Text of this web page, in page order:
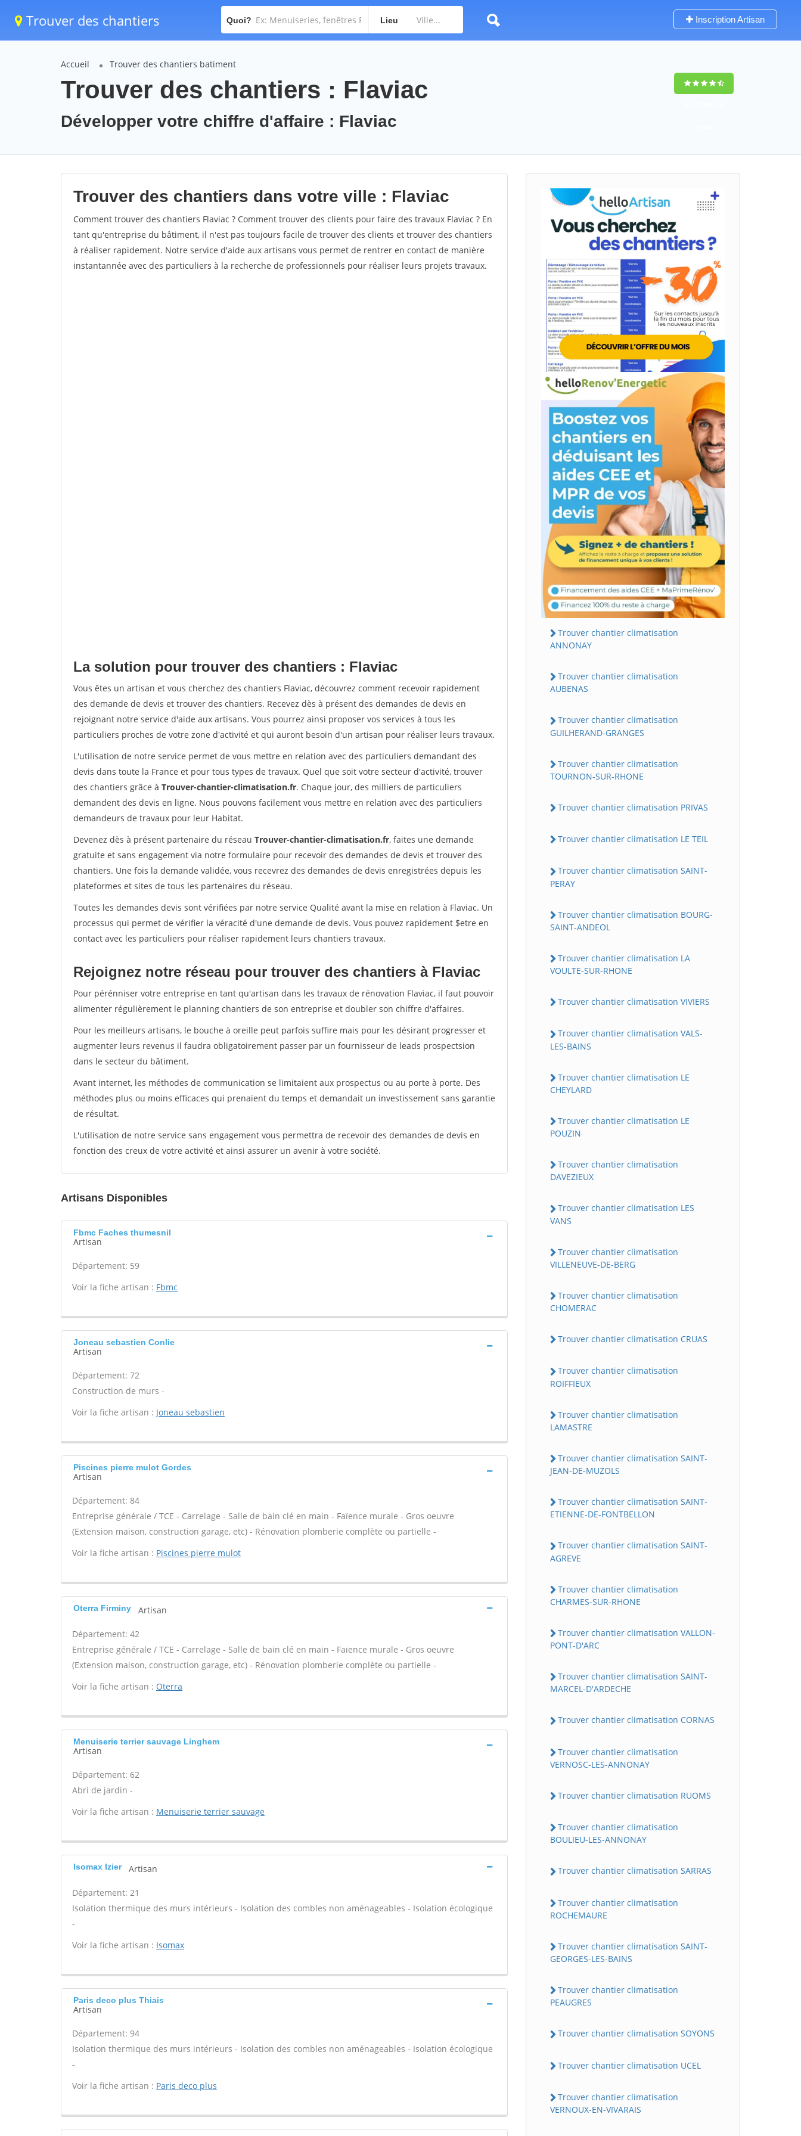
Trouver des chantiers Quoi? Lieu Inscription Artisan
Accueil Trouver des chantiers batiment
Trouver des chantiers : Flaviac
Développer votre chiffre d'affaire : Flaviac
Trouver des chantiers dans votre ville : Flaviac
Comment trouver des chantiers Flaviac ? Comment trouver des clients pour faire des travaux Flaviac ? En
tant qu'entreprise du bâtiment, il n'est pas toujours facile de trouver des clients et trouver des chantiers
à réaliser rapidement. Notre service d'aide aux artisans vous permet de rentrer en contact de manière
instantannée avec des particuliers à la recherche de professionnels pour réaliser leurs projets travaux.
La solution pour trouver des chantiers : Flaviac
Vous êtes un artisan et vous cherchez des chantiers Flaviac, découvrez comment recevoir rapidement
des demande de devis et trouver des chantiers. Recevez dès à présent des demandes de devis en
rejoignant notre service d'aide aux artisans. Vous pourrez ainsi proposer vos services à tous les
particuliers proches de votre zone d'activité et qui auront besoin d'un artisan pour réaliser leurs travaux.
L'utilisation de notre service permet de vous mettre en relation avec des particuliers demandant des
devis dans toute la France et pour tous types de travaux. Quel que soit votre secteur d'activité, trouver
des chantiers grâce à Trouver-chantier-climatisation.fr. Chaque jour, des milliers de particuliers
demandent des devis en ligne. Nous pouvons facilement vous mettre en relation avec des particuliers
demandeurs de travaux pour leur Habitat.
Devenez dès à présent partenaire du réseau Trouver-chantier-climatisation.fr, faites une demande
gratuite et sans engagement via notre formulaire pour recevoir des demandes de devis et trouver des
chantiers. Une fois la demande validée, vous recevrez des demandes de devis enregistrées depuis les
plateformes et sites de tous les partenaires du réseau.
Toutes les demandes devis sont vérifiées par notre service Qualité avant la mise en relation à Flaviac. Un
processus qui permet de vérifier la véracité d'une demande de devis. Vous pouvez rapidement $etre en
contact avec les particuliers pour réaliser rapidement leurs chantiers travaux.
Rejoignez notre réseau pour trouver des chantiers à Flaviac
Pour pérénniser votre entreprise en tant qu'artisan dans les travaux de rénovation Flaviac, il faut pouvoir
alimenter régulièrement le planning chantiers de son entreprise et doubler son chiffre d'affaires.
Pour les meilleurs artisans, le bouche à oreille peut parfois suffire mais pour les désirant progresser et
augmenter leurs revenus il faudra obligatoirement passer par un fournisseur de leads prospectsion
dans le secteur du bâtiment.
Avant internet, les méthodes de communication se limitaient aux prospectus ou au porte à porte. Des
méthodes plus ou moins efficaces qui prenaient du temps et demandait un investissement sans garantie
de résultat.
L'utilisation de notre service sans engagement vous permettra de recevoir des demandes de devis en
fonction des creux de votre activité et ainsi assurer un avenir à votre société.
Artisans Disponibles
Fbmc Faches thumesnil
Artisan
Département: 59
Voir la fiche artisan : Fbmc
Joneau sebastien Conlie
Artisan
Département: 72
Construction de murs -
Voir la fiche artisan : Joneau sebastien
Piscines pierre mulot Gordes
Artisan
Département: 84
Entreprise générale / TCE - Carrelage - Salle de bain clé en main - Faïence murale - Gros oeuvre
(Extension maison, construction garage, etc) - Rénovation plomberie complète ou partielle -
Voir la fiche artisan : Piscines pierre mulot
Oterra Firminy Artisan
Département: 42
Entreprise générale / TCE - Carrelage - Salle de bain clé en main - Faïence murale - Gros oeuvre
(Extension maison, construction garage, etc) - Rénovation plomberie complète ou partielle -
Voir la fiche artisan : Oterra
Menuiserie terrier sauvage Linghem
Artisan
Département: 62
Abri de jardin -
Voir la fiche artisan : Menuiserie terrier sauvage
Isomax Izier Artisan
Département: 21
Isolation thermique des murs intérieurs - Isolation des combles non aménageables - Isolation écologique
-
Voir la fiche artisan : Isomax
Paris deco plus Thiais
Artisan
Département: 94
Isolation thermique des murs intérieurs - Isolation des combles non aménageables - Isolation écologique
-
Voir la fiche artisan : Paris deco plus
Trouver chantier climatisation
ANNONAY
Trouver chantier climatisation
AUBENAS
Trouver chantier climatisation
GUILHERAND-GRANGES
Trouver chantier climatisation
TOURNON-SUR-RHONE
Trouver chantier climatisation PRIVAS
Trouver chantier climatisation LE TEIL
Trouver chantier climatisation SAINT-
PERAY
Trouver chantier climatisation BOURG-
SAINT-ANDEOL
Trouver chantier climatisation LA
VOULTE-SUR-RHONE
Trouver chantier climatisation VIVIERS
Trouver chantier climatisation VALS-
LES-BAINS
Trouver chantier climatisation LE
CHEYLARD
Trouver chantier climatisation LE
POUZIN
Trouver chantier climatisation
DAVEZIEUX
Trouver chantier climatisation LES
VANS
Trouver chantier climatisation
VILLENEUVE-DE-BERG
Trouver chantier climatisation
CHOMERAC
Trouver chantier climatisation CRUAS
Trouver chantier climatisation
ROIFFIEUX
Trouver chantier climatisation
LAMASTRE
Trouver chantier climatisation SAINT-
JEAN-DE-MUZOLS
Trouver chantier climatisation SAINT-
ETIENNE-DE-FONTBELLON
Trouver chantier climatisation SAINT-
AGREVE
Trouver chantier climatisation
CHARMES-SUR-RHONE
Trouver chantier climatisation VALLON-
PONT-D'ARC
Trouver chantier climatisation SAINT-
MARCEL-D'ARDECHE
Trouver chantier climatisation CORNAS
Trouver chantier climatisation
VERNOSC-LES-ANNONAY
Trouver chantier climatisation RUOMS
Trouver chantier climatisation
BOULIEU-LES-ANNONAY
Trouver chantier climatisation SARRAS
Trouver chantier climatisation
ROCHEMAURE
Trouver chantier climatisation SAINT-
GEORGES-LES-BAINS
Trouver chantier climatisation
PEAUGRES
Trouver chantier climatisation SOYONS
Trouver chantier climatisation UCEL
Trouver chantier climatisation
VERNOUX-EN-VIVARAIS